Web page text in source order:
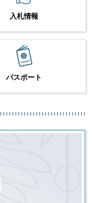
入札情報
パスポート